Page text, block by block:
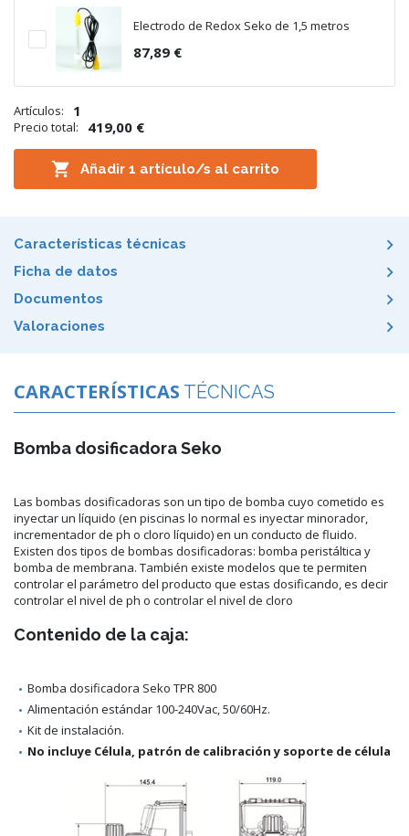
Electrodo de Redox Seko de 1,5 metros
87,89 €
Artículos: 1
Precio total: 419,00 €
 Añadir 1 artículo/s al carrito
Características técnicas
Ficha de datos
Documentos
Valoraciones
CARACTERÍSTICAS TÉCNICAS
Bomba dosificadora Seko
Las bombas dosificadoras son un tipo de bomba cuyo cometido es
inyectar un líquido (en piscinas lo normal es inyectar minorador,
incrementador de ph o cloro líquido) en un conducto de fluido.
Existen dos tipos de bombas dosificadoras: bomba peristáltica y
bomba de membrana. También existe modelos que te permiten
controlar el parámetro del producto que estas dosificando, es decir
controlar el nivel de ph o controlar el nivel de cloro
Contenido de la caja:
Bomba dosificadora Seko TPR 800
Alimentación estándar 100-240Vac, 50/60Hz.
Kit de instalación.
No incluye Célula, patrón de calibración y soporte de célula